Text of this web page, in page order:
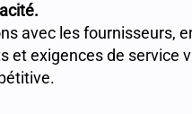
avec les fournisseurs,
et exigences de service